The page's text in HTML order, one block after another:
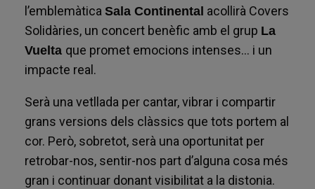
l’emblemàtica Sala Continental acollirà Covers
Solidàries, un concert benèfic amb el grup La
Vuelta que promet emocions intenses… i un
impacte real.
Serà una vetllada per cantar, vibrar i compartir
grans versions dels clàssics que tots portem al
cor. Però, sobretot, serà una oportunitat per
retrobar-nos, sentir-nos part d’alguna cosa més
gran i continuar donant visibilitat a la distonia.